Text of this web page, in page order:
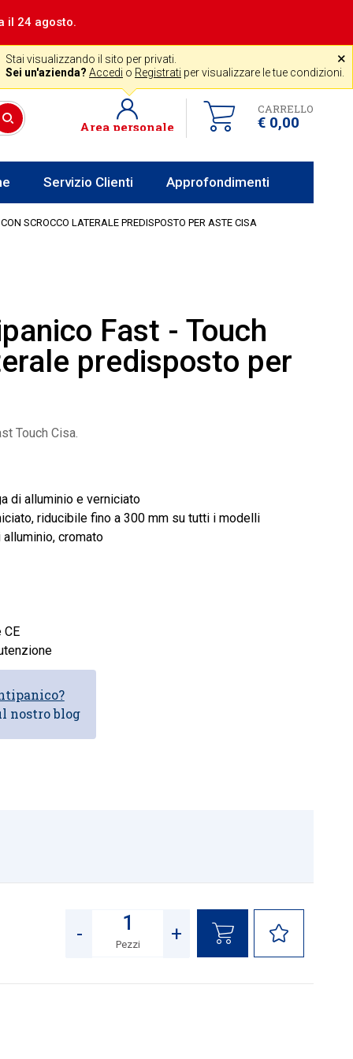
il 24 agosto.
Assistenza gratuita
lun al ven 8-12 14-18 +39 0341 256700 ˟
Stai visualizzando il sito per privati.
Sei un'azienda? Accedi o Registrati per visualizzare le tue condizioni.
CARRELLO
€ 0,00
Area personale
Servizio Clienti Approfondimenti
SCROCCO LATERALE PREDISPOSTO PER ASTE CISA
Fast - Touch
predisposto per
Touch Cisa.
di alluminio e verniciato
riducibile fino a 300 mm su tutti i modelli
cromato
nostro blog
- +
Pezzi